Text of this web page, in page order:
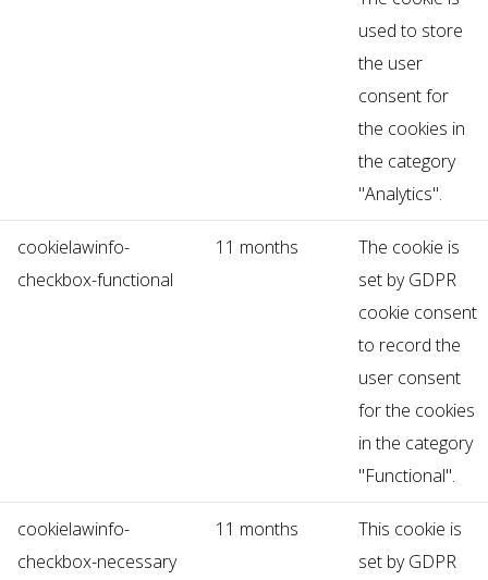
used to store
the user
consent for
the cookies in
the category
"Analytics".
cookielawinfo-
checkbox-functional
11 months
The cookie is
set by GDPR
cookie consent
to record the
user consent
for the cookies
in the category
"Functional".
cookielawinfo-
checkbox-necessary
11 months
This cookie is
set by GDPR